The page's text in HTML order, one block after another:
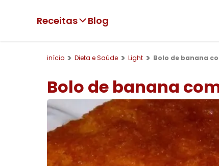
Receitas Blog
início Dieta e Saúde Light Bolo de banana
Bolo de banana